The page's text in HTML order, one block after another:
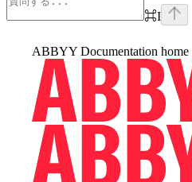
⌘I
ABBYY Documentation home